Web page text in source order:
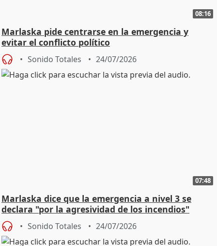
08:16
Marlaska pide centrarse en la emergencia y
evitar el conflicto político
Sonido Totales 24/07/2026
07:48
Marlaska dice que la emergencia a nivel 3 se
declara "por la agresividad de los incendios"
Sonido Totales 24/07/2026